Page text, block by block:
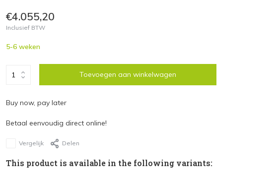
€4.055,20
Inclusief BTW
5-6 weken
Toevoegen aan winkelwagen
Buy now, pay later
Betaal eenvoudig direct online!
Vergelijk Delen
This product is available in the following variants: